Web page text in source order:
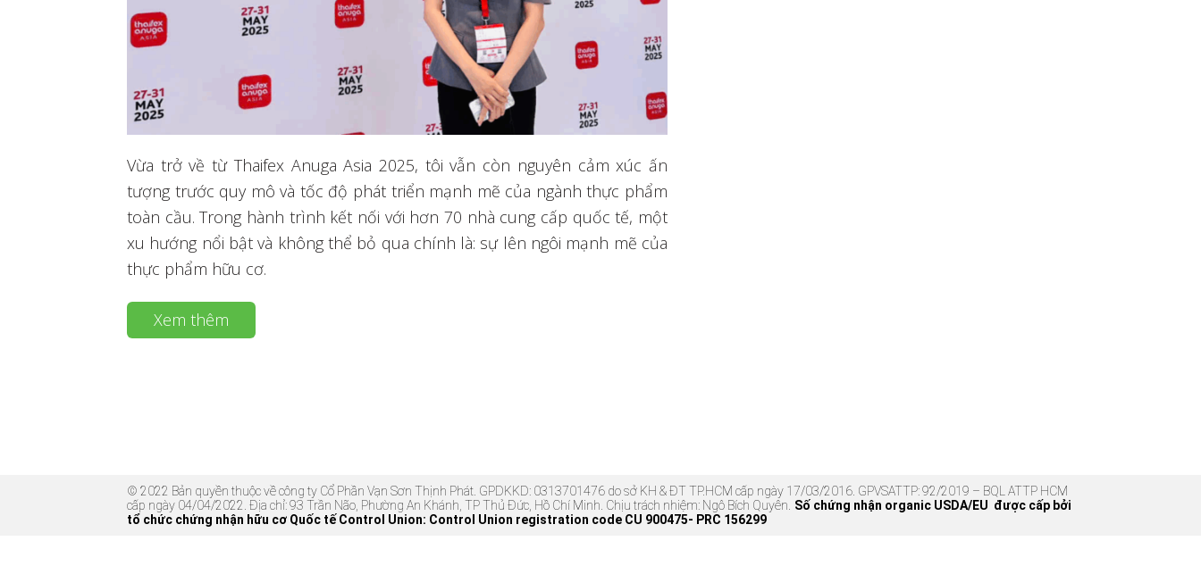
Vừa trở về từ Thaifex Anuga Asia 2025, tôi vẫn còn nguyên cảm xúc ấn
tượng trước quy mô và tốc độ phát triển mạnh mẽ của ngành thực phẩm
toàn cầu. Trong hành trình kết nối với hơn 70 nhà cung cấp quốc tế, một
xu hướng nổi bật và không thể bỏ qua chính là: sự lên ngôi mạnh mẽ của
thực phẩm hữu cơ.
Xem thêm
© 2022 Bản quyền thuộc về công ty Cổ Phần Vạn Sơn Thịnh Phát. GPDKKD: 0313701476 do sở KH & ĐT TP.HCM cấp ngày 17/03/2016. GPVSATTP: 92/2019 – BQL ATTP HCM
cấp ngày 04/04/2022. Địa chỉ: 93 Trần Não, Phường An Khánh, TP Thủ Đức, Hồ Chí Minh. Chịu trách nhiệm: Ngô Bích Quyên. Số chứng nhận organic USDA/EU được cấp bởi
tổ chức chứng nhận hữu cơ Quốc tế Control Union: Control Union registration code CU 900475- PRC 156299